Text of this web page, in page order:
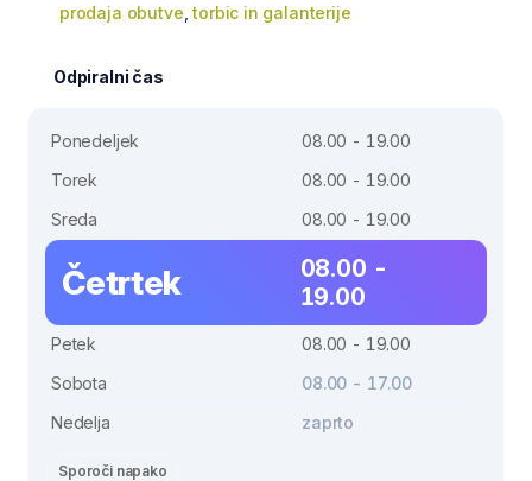
prodaja obutve ,torbic in galanterije
Odpiralni čas
Ponedeljek
08.00 - 19.00
Torek
08.00 - 19.00
Sreda
08.00 - 19.00
Četrtek
08.00 -
19.00
Petek
08.00 - 19.00
Sobota
08.00 - 17.00
Nedelja
zaprto
Sporoči napako